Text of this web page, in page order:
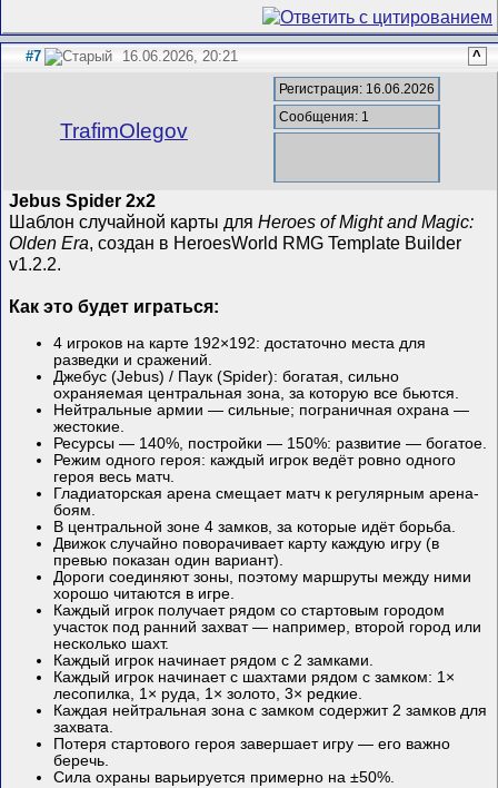
#7 16.06.2026, 20:21 ^
TrafimOlegov
Регистрация: 16.06.2026
Сообщения: 1
Jebus Spider 2x2
Шаблон случайной карты дляHeroes of Might and Magic:
Olden Era, создан в HeroesWorld RMG Template Builder
v1.2.2.
Как это будет играться:
4 игроков на карте 192×192: достаточно места для
разведки и сражений.
Джебус (Jebus) / Паук (Spider): богатая, сильно
охраняемая центральная зона, за которую все бьются.
Нейтральные армии — сильные; пограничная охрана —
жестокие.
Ресурсы — 140%, постройки — 150%: развитие — богатое.
Режим одного героя: каждый игрок ведёт ровно одного
героя весь матч.
Гладиаторская арена смещает матч к регулярным арена-
боям.
В центральной зоне 4 замков, за которые идёт борьба.
Движок случайно поворачивает карту каждую игру (в
превью показан один вариант).
Дороги соединяют зоны, поэтому маршруты между ними
хорошо читаются в игре.
Каждый игрок получает рядом со стартовым городом
участок под ранний захват — например, второй город или
несколько шахт.
Каждый игрок начинает рядом с 2 замками.
Каждый игрок начинает с шахтами рядом с замком: 1×
лесопилка, 1× руда, 1× золото, 3× редкие.
Каждая нейтральная зона с замком содержит 2 замков для
захвата.
Потеря стартового героя завершает игру — его важно
беречь.
Сила охраны варьируется примерно на ±50%.